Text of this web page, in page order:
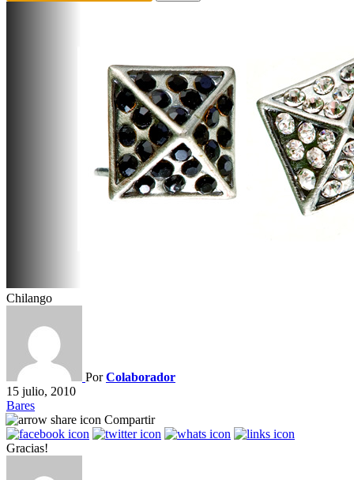
Chilango
PorColaborador
15 julio, 2010
Bares
Compartir
Gracias!